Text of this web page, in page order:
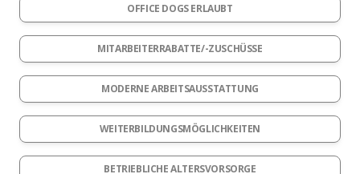
OFFICE DOGS ERLAUBT
MITARBEITERRABATTE/-ZUSCHÜSSE
MODERNE ARBEITSAUSSTATTUNG
WEITERBILDUNGSMÖGLICHKEITEN
BETRIEBLICHE ALTERSVORSORGE